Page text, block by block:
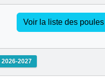
Voir la liste des poules
2026-2027